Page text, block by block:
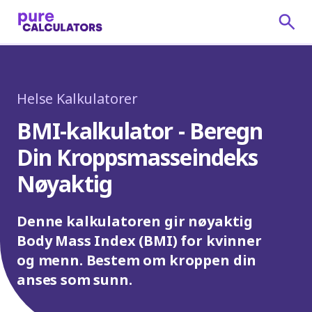
Helse Kalkulatorer
BMI-kalkulator - Beregn
Din Kroppsmasseindeks
Nøyaktig
Denne kalkulatoren gir nøyaktig
Body Mass Index (BMI) for kvinner
og menn. Bestem om kroppen din
anses som sunn.